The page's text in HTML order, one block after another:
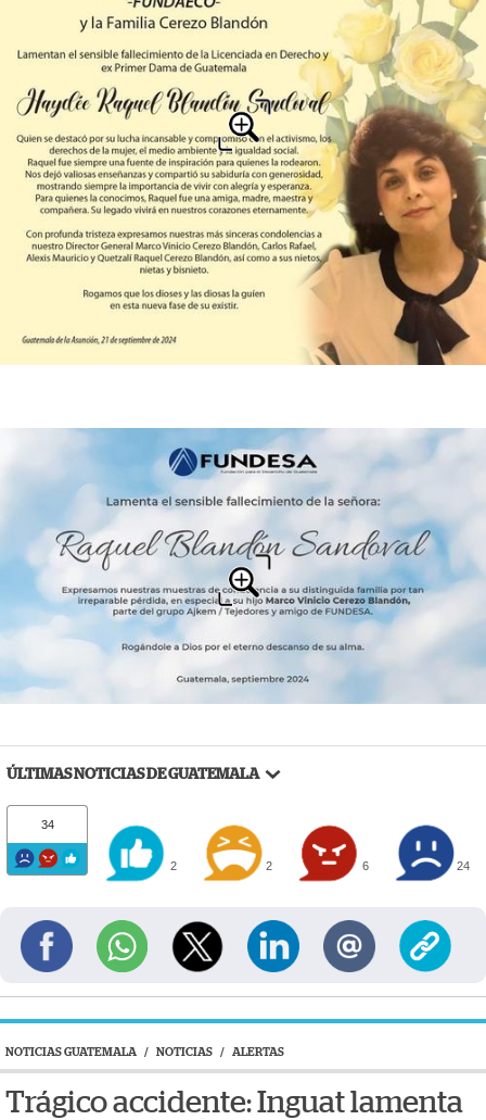
ÚLTIMAS NOTICIAS DE GUATEMALA
34
2 2 6 24
NOTICIAS GUATEMALA / NOTICIAS / ALERTAS
Trágico accidente: Inguat lamenta